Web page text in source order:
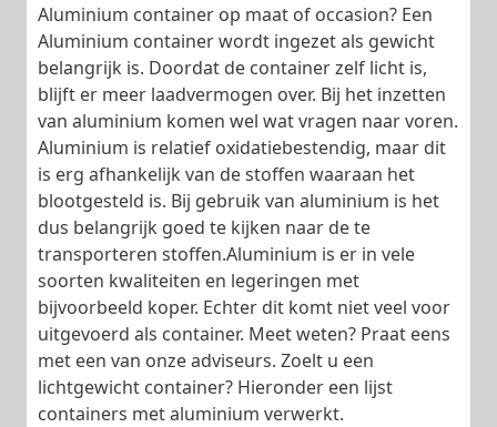
Aluminium container op maat of occasion? Een
Aluminium container wordt ingezet als gewicht
belangrijk is. Doordat de container zelf licht is,
blijft er meer laadvermogen over. Bij het inzetten
van aluminium komen wel wat vragen naar voren.
Aluminium is relatief oxidatiebestendig, maar dit
is erg afhankelijk van de stoffen waaraan het
blootgesteld is. Bij gebruik van aluminium is het
dus belangrijk goed te kijken naar de te
transporteren stoffen.Aluminium is er in vele
soorten kwaliteiten en legeringen met
bijvoorbeeld koper. Echter dit komt niet veel voor
uitgevoerd als container. Meet weten? Praat eens
met een van onze adviseurs. Zoelt u een
lichtgewicht container? Hieronder een lijst
containers met aluminium verwerkt.